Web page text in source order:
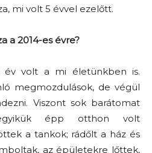
mi volt 5 évvel ezelőtt.
a 2014-es évre?
év volt a mi életünkben is.
megmozdulások, de végül
Viszont sok barátomat
épp otthon volt
a tankok; rádőlt a ház és
az épületekre lőttek,